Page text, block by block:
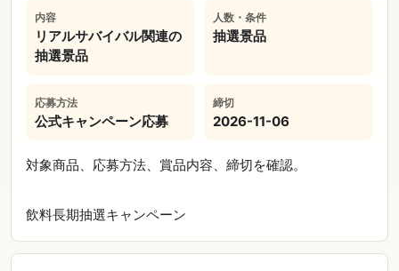
内容
リアルサバイバル関連の
抽選景品
人数・条件
抽選景品
応募方法
公式キャンペーン応募
締切
2026-11-06
対象商品、応募方法、賞品内容、締切を確認。
飲料長期抽選キャンペーン